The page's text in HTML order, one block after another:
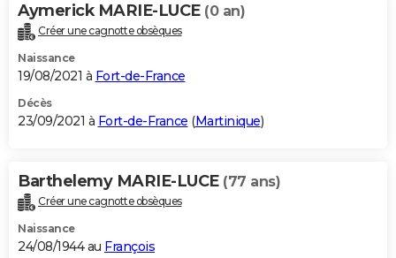
Aymerick MARIE-LUCE (0 an)
Créer une cagnotte obsèques
Naissance
19/08/2021 à Fort-de-France
Décès
23/09/2021 à Fort-de-France (Martinique)
Barthelemy MARIE-LUCE (77 ans)
Créer une cagnotte obsèques
Naissance
24/08/1944 au François